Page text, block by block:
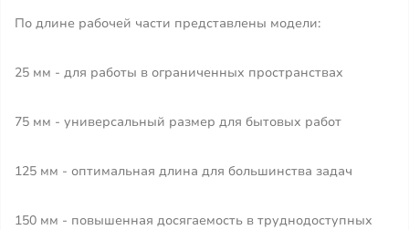
По длине рабочей части представлены модели:
25 мм - для работы в ограниченных пространствах
75 мм - универсальный размер для бытовых работ
125 мм - оптимальная длина для большинства задач
150 мм - повышенная досягаемость в труднодоступных